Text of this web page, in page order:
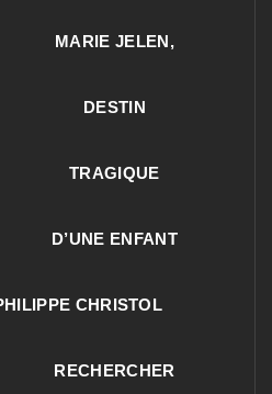
MARIE JELEN,
DESTIN
TRAGIQUE
D’UNE ENFANT
CHRISTOL
RECHERCHER